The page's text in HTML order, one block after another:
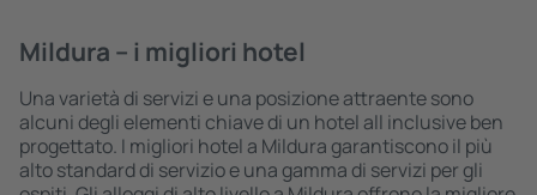
Mildura – i migliori hotel
Una varietà di servizi e una posizione attraente sono
alcuni degli elementi chiave di un hotel all inclusive ben
progettato. I migliori hotel a Mildura garantiscono il più
alto standard di servizio e una gamma di servizi per gli